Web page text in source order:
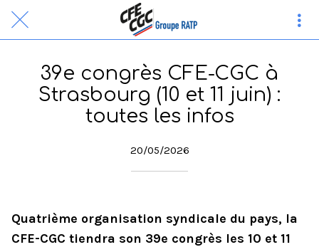
39e congrès CFE-CGC à
Strasbourg (10 et 11 juin) :
toutes les infos
20/05/2026
Quatrième organisation syndicale du pays, la
CFE-CGC tiendra son 39e congrès les 10 et 11